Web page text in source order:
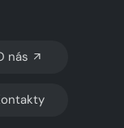
nás